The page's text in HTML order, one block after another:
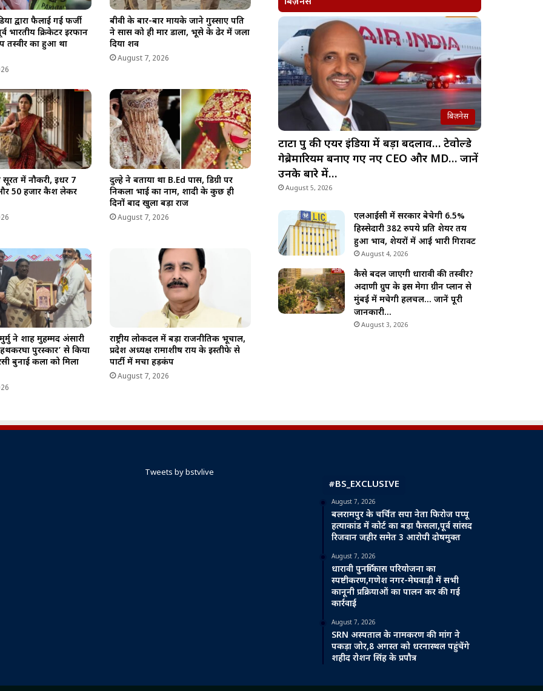
द्वारा फैलाई गई फर्जी
भारतीय क्रिकेटर इरफान
तस्वीर का हुआ था
बीवी के बार-बार मायके जाने गुस्साए पति
ने सास को ही मार डाला, भूसे के ढेर में जला
दिया शव
August 7, 2026
सूरत में नौकरी, इधर 7
50 हजार कैश लेकर
दुल्हे ने बताया था B.Ed पास, डिग्री पर
निकला भाई का नाम, शादी के कुछ ही
दिनों बाद खुला बड़ा राज
August 7, 2026
मुर्मु ने शाह मुहम्मद अंसारी
पुरस्कार’ से किया
बुनाई कला को मिला
राष्ट्रीय लोकदल में बड़ा राजनीतिक भूचाल,
प्रदेश अध्यक्ष रामाशीष राय के इस्तीफे से
पार्टी में मचा हड़कंप
August 7, 2026
बिज़नेस
टाटा ग्रुप की एयर इंडिया में बड़ा बदलाव… टेवोल्डे
गेब्रेमारियम बनाए गए नए CEO और MD… जानें
उनके बारे में…
August 5, 2026
एलआईसी में सरकार बेचेगी 6.5%
हिस्सेदारी 382 रुपये प्रति शेयर तय
हुआ भाव, शेयरों में आई भारी गिरावट
August 4, 2026
कैसे बदल जाएगी धारावी की तस्वीर?
अदाणी ग्रुप के इस मेगा ग्रीन प्लान से
मुंबई में मचेगी हलचल… जानें पूरी
जानकारी…
August 3, 2026
Tweets by bstvlive
#BS_EXCLUSIVE
August 7, 2026
बलरामपुर के चर्चित सपा नेता फिरोज पप्पू
हत्याकांड में कोर्ट का बड़ा फैसला,पूर्व सांसद
रिजवान जहीर समेत 3 आरोपी दोषमुक्त
August 7, 2026
धारावी पुनर्विकास परियोजना का
स्पष्टीकरण,गणेश नगर-मेघवाड़ी में सभी
कानूनी प्रक्रियाओं का पालन कर की गई
कार्रवाई
August 7, 2026
SRN अस्पताल के नामकरण की मांग ने
पकड़ा जोर,8 अगस्त को धरनास्थल पहुंचेंगे
शहीद रोशन सिंह के प्रपौत्र